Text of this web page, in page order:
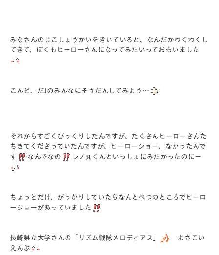
みなさんのじこしょうかいをきいていると、なんだかわくわくし
てきて、ぼくもヒーローさんになってみたいっておもいました
こんど、だJのみんなにそうだんしてみよう…
それからすごくびっくりしたんですが、たくさんヒーローさんた
ちきてくださっていたんですが、ヒーローショー、なかったんで
す
なんでなの レノ丸くんといっしょにみたかったのにー
ちょっとだけ、がっかりしていたらなんとべつのところでヒーロ
ーショーがあっていました
長崎県立大学さんの「リズム戦隊メロディアス」
よさこい
えんぶ